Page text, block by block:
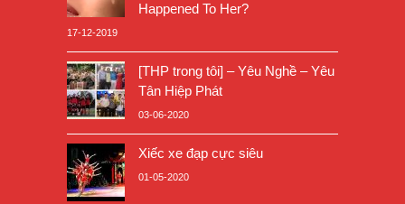
Happened To Her?
17-12-2019
[THP trong tôi] – Yêu Nghề – Yêu
Tân Hiệp Phát
03-06-2020
Xiếc xe đạp cực siêu
01-05-2020